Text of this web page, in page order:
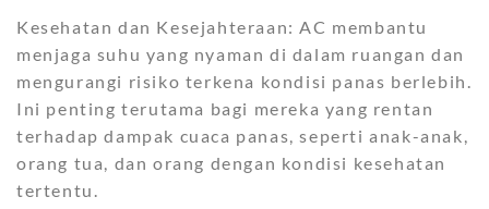
Kesehatan dan Kesejahteraan: AC membantu
menjaga suhu yang nyaman di dalam ruangan dan
mengurangi risiko terkena kondisi panas berlebih.
Ini penting terutama bagi mereka yang rentan
terhadap dampak cuaca panas, seperti anak-anak,
orang tua, dan orang dengan kondisi kesehatan
tertentu.